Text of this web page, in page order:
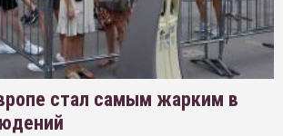
стал самым жарким в